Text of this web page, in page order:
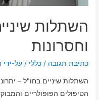
השתלות
וחסרונות
כתיבת תגובה /כללי / על-ידי
השתלות שיניים בחו"ל –
הטיפולים הפופולריים